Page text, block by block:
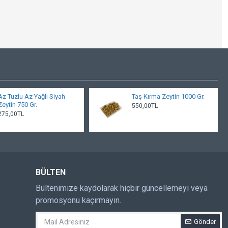
Tuzlu Az Yağlı Siyah
750 Gr.
Taş Kırma Zeytin 1000 Gr.
550,00TL
BÜLTEN
Bültenimize kaydolarak hiçbir güncellemeyi veya
promosyonu kaçırmayın.
Gönder